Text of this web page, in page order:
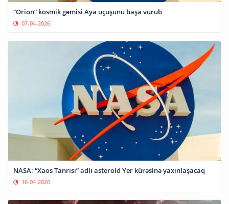
“Orion” kosmik gəmisi Aya uçuşunu başa vurub
07-04-2026
NASA: “Xaos Tanrısı” adlı asteroid Yer kürəsinə yaxınlaşacaq
16-04-2026